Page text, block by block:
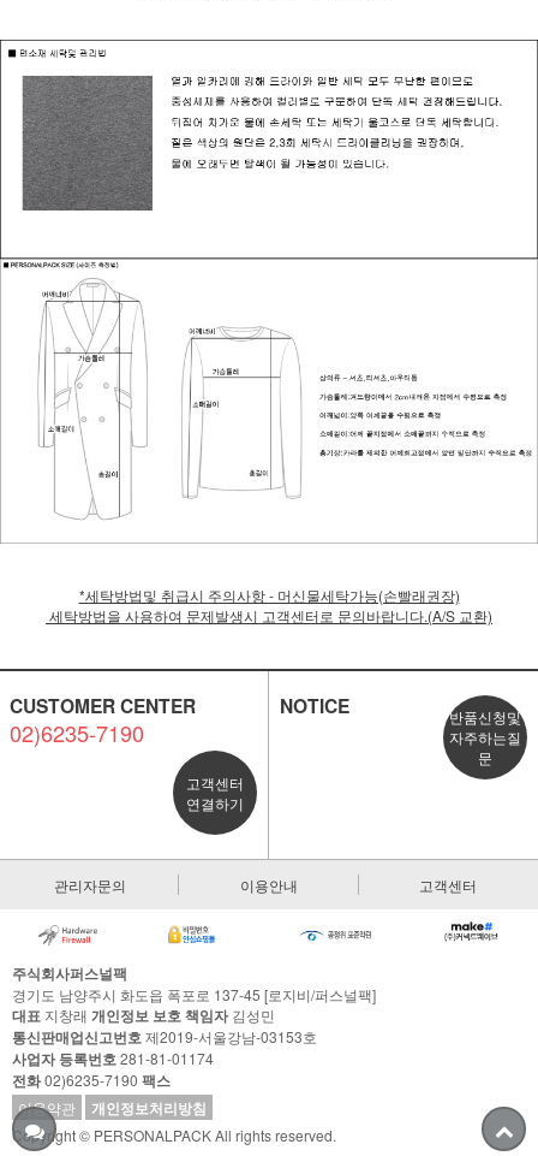
*세탁방법및 취급시 주의사항 - 머신물세탁가능(손빨래권장)
세탁방법을 사용하여 문제발생시 고객센터로 문의바랍니다.(A/S 교환)
CUSTOMER CENTER
02)6235-7190
고객센터
연결하기
NOTICE
반품신청및
자주하는질
문
관리자문의 이용안내 고객센터
주식회사퍼스널팩
경기도 남양주시 화도읍 폭포로 137-45 [로지비/퍼스널팩]
대표 지창래 개인정보 보호 책임자김성민
통신판매업신고번호 제2019-서울강남-03153호
사업자 등록번호 281-81-01174
전화02)6235-7190 팩스
이용약관 개인정보처리방침
Copyright © PERSONALPACK All rights reserved.